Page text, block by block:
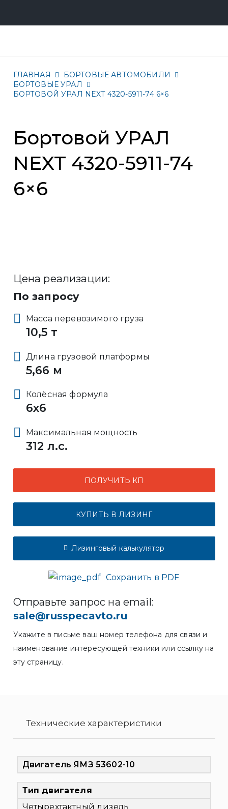
ГЛАВНАЯ
БОРТОВЫЕ АВТОМОБИЛИ
БОРТОВЫЕ УРАЛ
БОРТОВОЙ УРАЛ NEXT 4320-5911-74 6×6
Бортовой УРАЛ
NEXT 4320-5911-74
6×6
Цена реализации:
По запросу
Масса перевозимого груза
10,5 т
Длина грузовой платформы
5,66 м
Колёсная формула
6x6
Максимальная мощность
312 л.с.
ПОЛУЧИТЬ КП
КУПИТЬ В ЛИЗИНГ
Лизинговый калькулятор
Сохранить в PDF
Отправьте запрос на email:
sale@russpecavto.ru
Укажите в письме ваш номер телефона для связи и
наименование интересующей техники или ссылку на
эту страницу.
Технические характеристики
Двигатель ЯМЗ 53602-10
Тип двигателя
Четырехтактный дизель